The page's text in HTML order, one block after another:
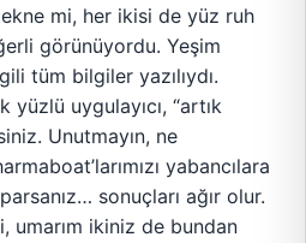
mi, her ikisi de yüz ruh
görünüyordu. Yeşim
tüm bilgiler yazılıydı.
yüzlü uygulayıcı, “artık
Unutmayın, ne
yabancılara
sonuçları ağır olur.
umarım ikiniz de bundan